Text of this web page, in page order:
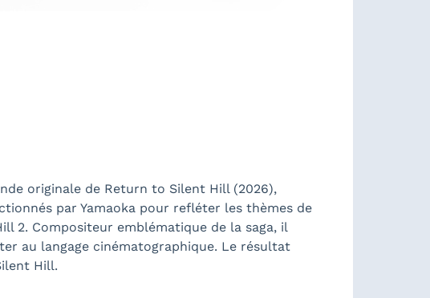
originale de Return to Silent Hill (2026),
par Yamaoka pour refléter les thèmes de
2. Compositeur emblématique de la saga, il
au langage cinématographique. Le résultat
Hill.